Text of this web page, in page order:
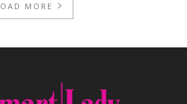
MORE